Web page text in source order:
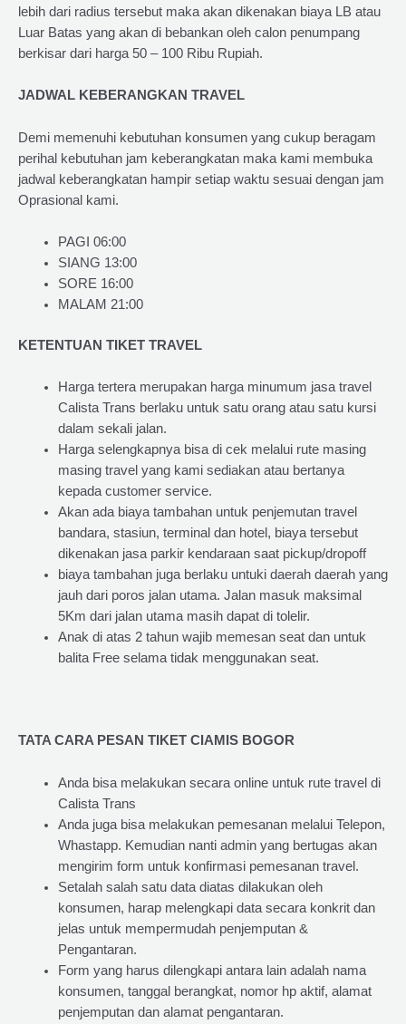
lebih dari radius tersebut maka akan dikenakan biaya LB atau
Luar Batas yang akan di bebankan oleh calon penumpang
berkisar dari harga 50 – 100 Ribu Rupiah.
JADWAL KEBERANGKAN TRAVEL
Demi memenuhi kebutuhan konsumen yang cukup beragam
perihal kebutuhan jam keberangkatan maka kami membuka
jadwal keberangkatan hampir setiap waktu sesuai dengan jam
Oprasional kami.
PAGI 06:00
SIANG 13:00
SORE 16:00
MALAM 21:00
KETENTUAN TIKET TRAVEL
Harga tertera merupakan harga minumum jasa travel
Calista Trans berlaku untuk satu orang atau satu kursi
dalam sekali jalan.
Harga selengkapnya bisa di cek melalui rute masing
masing travel yang kami sediakan atau bertanya
kepada customer service.
Akan ada biaya tambahan untuk penjemutan travel
bandara, stasiun, terminal dan hotel, biaya tersebut
dikenakan jasa parkir kendaraan saat pickup/dropoff
biaya tambahan juga berlaku untuki daerah daerah yang
jauh dari poros jalan utama. Jalan masuk maksimal
5Km dari jalan utama masih dapat di tolelir.
Anak di atas 2 tahun wajib memesan seat dan untuk
balita Free selama tidak menggunakan seat.
TATA CARA PESAN TIKET CIAMIS BOGOR
Anda bisa melakukan secara online untuk rute travel di
Calista Trans
Anda juga bisa melakukan pemesanan melalui Telepon,
Whastapp. Kemudian nanti admin yang bertugas akan
mengirim form untuk konfirmasi pemesanan travel.
Setalah salah satu data diatas dilakukan oleh
konsumen, harap melengkapi data secara konkrit dan
jelas untuk mempermudah penjemputan &
Pengantaran.
Form yang harus dilengkapi antara lain adalah nama
konsumen, tanggal berangkat, nomor hp aktif, alamat
penjemputan dan alamat pengantaran.